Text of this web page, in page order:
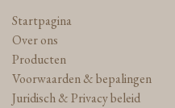
Startpagina
Over ons
Producten
Voorwaarden & bepalingen
Juridisch & Privacy beleid